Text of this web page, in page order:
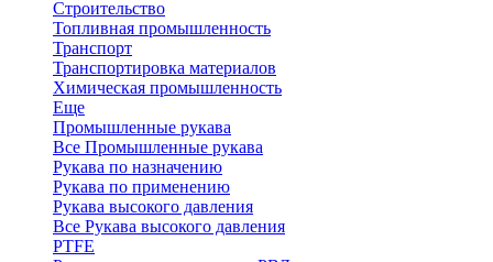
Строительство
Топливная промышленность
Транспорт
Транспортировка материалов
Химическая промышленность
Еще
Промышленные рукава
Все Промышленные рукава
Рукава по назначению
Рукава по применению
Рукава высокого давления
Все Рукава высокого давления
PTFE